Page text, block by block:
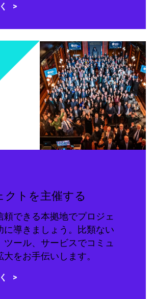
クトを主催する
頼できる本拠地でプロジェ
に導きましょう。比類ない
ツール、サービスでコミュ
をお手伝いします。